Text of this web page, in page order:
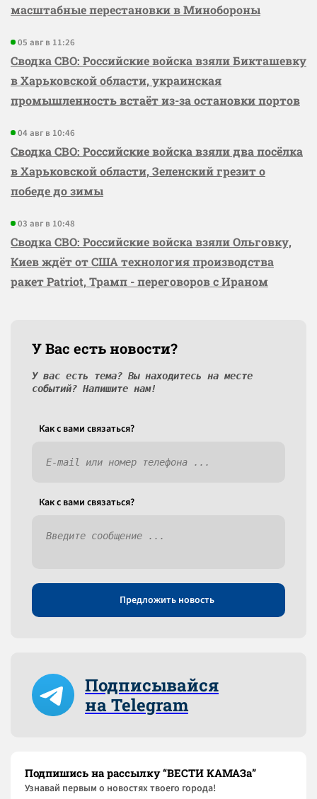
масштабные перестановки в Минобороны
05 авг в 11:26
Сводка СВО: Российские войска взяли Бикташевку
в Харьковской области, украинская
промышленность встаёт из-за остановки портов
04 авг в 10:46
Сводка СВО: Российские войска взяли два посёлка
в Харьковской области, Зеленский грезит о
победе до зимы
03 авг в 10:48
Сводка СВО: Российские войска взяли Ольговку,
Киев ждёт от США технология производства
ракет Patriot, Трамп - переговоров с Ираном
У Вас есть новости?
У вас есть тема? Вы находитесь на месте
событий? Напишите нам!
Как c вами связаться?
Как c вами связаться?
Предложить новость
Подписывайся
на Telegram
Подпишись на рассылку “ВЕСТИ КАМАЗа”
Узнaвай первым о новостях твоего города!